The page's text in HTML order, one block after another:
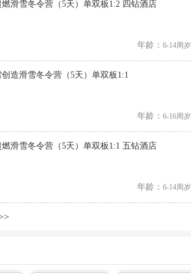
燃滑雪冬令营（5天）单双板1:2 四钻酒店
年龄：6-14周岁
创造滑雪冬令营（5天）单双板1:1
年龄：6-16周岁
燃滑雪冬令营（5天）单双板1:1 五钻酒店
年龄：6-14周岁